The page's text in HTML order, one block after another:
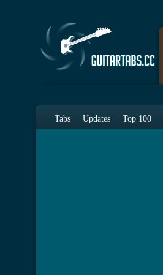
Tabs Updates Top 100